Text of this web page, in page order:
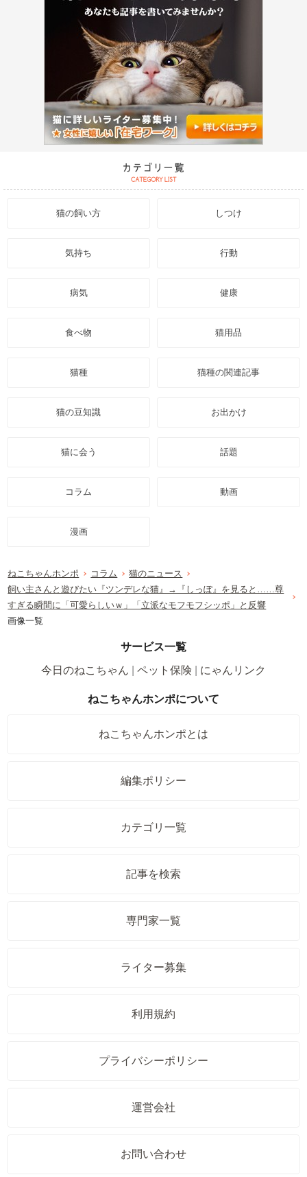
猫の飼い方 しつけ
気持ち 行動
病気 健康
食べ物 猫用品
猫種 猫種の関連記事
猫の豆知識 お出かけ
猫に会う 話題
コラム 動画
漫画
ねこちゃんホンポ コラム
猫のニュース
飼い主さんと遊びたい『ツンデレな猫』→『しっぽ』を見ると……尊
すぎる瞬間に「可愛らしいｗ」「立派なモフモフシッポ」と反響
画像一覧
サービス一覧
今日のねこちゃん
ペット保険 にゃんリンク
ねこちゃんホンポについて
ねこちゃんホンポとは
編集ポリシー
カテゴリ一覧
記事を検索
専門家一覧
ライター募集
利用規約
プライバシーポリシー
運営会社
お問い合わせ